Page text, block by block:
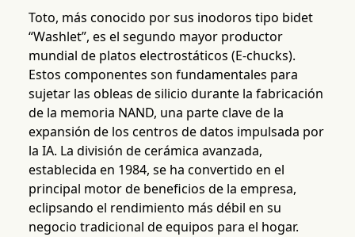
Toto, más conocido por sus inodoros tipo bidet
“Washlet”, es el segundo mayor productor
mundial de platos electrostáticos (E-chucks).
Estos componentes son fundamentales para
sujetar las obleas de silicio durante la fabricación
de la memoria NAND, una parte clave de la
expansión de los centros de datos impulsada por
la IA. La división de cerámica avanzada,
establecida en 1984, se ha convertido en el
principal motor de beneficios de la empresa,
eclipsando el rendimiento más débil en su
negocio tradicional de equipos para el hogar.